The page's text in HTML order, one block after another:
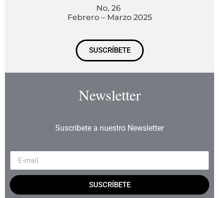
No. 26
Febrero – Marzo 2025
SUSCRÍBETE
Newsletter
Suscríbete a nuestro Newsletter
SUSCRÍBETE